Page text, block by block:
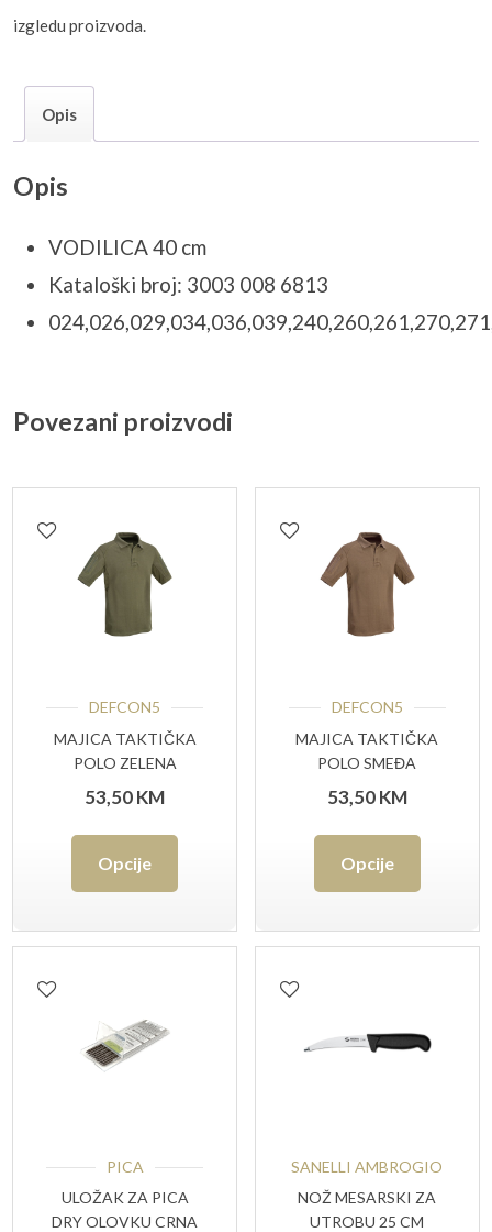
izgledu proizvoda.
Opis
Opis
VODILICA 40 cm
Kataloški broj: 3003 008 6813
Povezani proizvodi
DEFCON5
MAJICA TAKTIČKA
POLO ZELENA
53,50KM
Opcije
proizvod
ima
na
stranici
DEFCON5
MAJICA TAKTIČKA
POLO SMEĐA
53,50KM
Opcije
ima
Opcije
na
stranici
PICA
ULOŽAK ZA PICA
DRY OLOVKU CRNA
SANELLI AMBROGIO
NOŽ MESARSKI ZA
UTROBU 25 CM